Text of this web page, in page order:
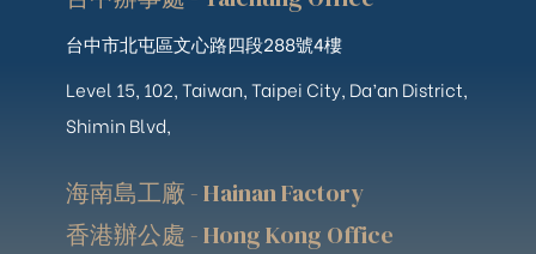
台中市北屯區文心路四段288號4樓
Level 15, 102, Taiwan, Taipei City, Da’an District,
Shimin Blvd,
海南島工廠 - Hainan Factory
香港辦公處 - Hong Kong Office